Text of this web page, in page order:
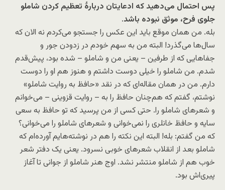
پس احتمال می‌دهید که ادعایتان دربارۀ تعظیم کردن شاملو
جلوی فرح، موثق نبوده باشد.
بله. من همان موقع باید این عکس را جستجو می‌کردم نه الان که
سال‌ها می‌گذرد! البته من به سهم خودم در زدودن جور و
جفاهایی که از طرفین – یعنی من و شاملو – شده بود، پیش‌قدم
شدم. من شاملو را خیلی دوست داشتم و هنوز هم او را دوست
دارم. من در همان مقاله‌ای که در نقد «حافظ به روایت شاملو»
نوشتم، گفتم که هم‌چنان حافظ را به – روایت قزوینی – می‌خوانم
و شعرهای شاملو را. حتی کسی از من پرسید که تو حافظ به سعی
سایه و حافظ خانلری را نمی‌خوانی و شعرهای شاملو را می‌خوانی؟
که من گفتم: بله! البته این نکته را هم در نوشته‌هایم آورده‌ام که
شاملو بعد از انقلاب شعرهای خوبی نسرود. یعنی یک دفتر شعر
خوب هم از شاملو منتشر نشد. اوج هنر شاملو از جوانی تا آغاز
پیری‌اش بود.